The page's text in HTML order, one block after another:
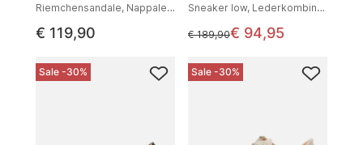
Riemchensandale, Nappaleder
€ 119,90
Sneaker low, Lederkombination
statt
€ 189,90€ 94,95
Sale -30% Sale -30%